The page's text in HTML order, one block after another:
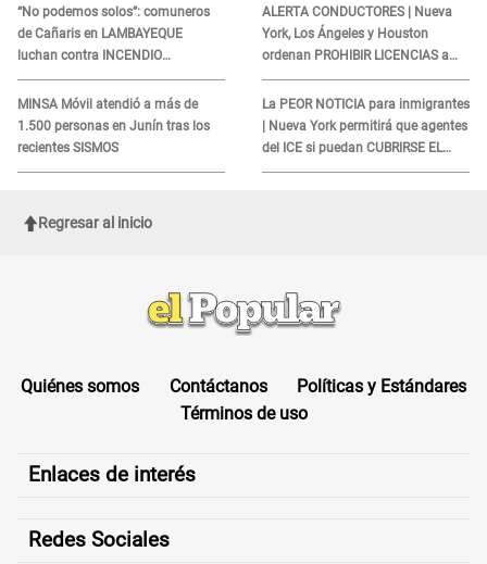
“No podemos solos”: comuneros
de Cañaris en LAMBAYEQUE
luchan contra INCENDIO
FORESTAL que sigue avanzando
MINSA Móvil atendió a más de
1.500 personas en Junín tras los
recientes SISMOS
ALERTA CONDUCTORES | Nueva
York, Los Ángeles y Houston
ordenan PROHIBIR LICENCIAS a
quienes no presenten ESTE
DOCUMENTO
La PEOR NOTICIA para inmigrantes
| Nueva York permitirá que agentes
del ICE si puedan CUBRIRSE EL
ROSTRO
Regresar al inicio
Quiénes somos Contáctanos
Políticas y Estándares
Términos de uso
Enlaces de interés
Redes Sociales